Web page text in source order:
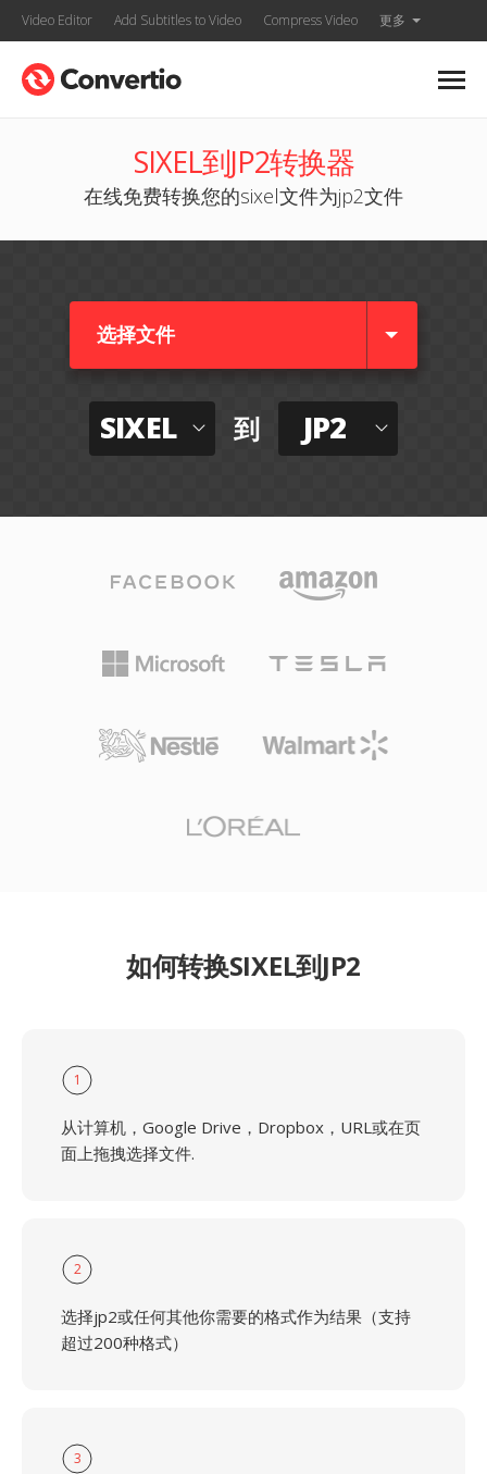
Video Editor Add Subtitles to Video Compress Video 更多
SIXEL到JP2转换器
在线免费转换您的sixel文件为jp2文件
选择文件
SIXEL 到 JP2
如何转换SIXEL到JP2
1
从计算机，Google Drive，Dropbox，URL或在页
面上拖拽选择文件.
2
选择jp2或任何其他你需要的格式作为结果（支持
超过200种格式）
3